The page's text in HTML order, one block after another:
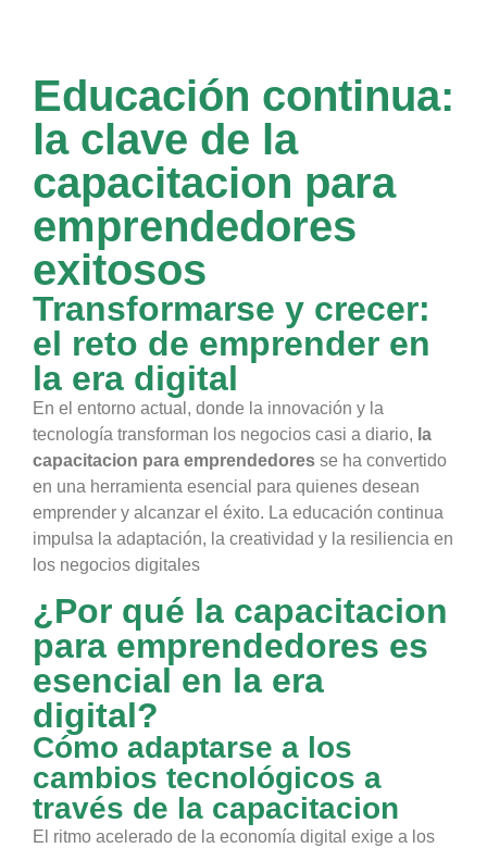
Educación continua:
la clave de la
capacitacion para
emprendedores
exitosos
Transformarse y crecer:
el reto de emprender en
la era digital
En el entorno actual, donde la innovación y la
tecnología transforman los negocios casi a diario, la
capacitacion para emprendedores se ha convertido
en una herramienta esencial para quienes desean
emprender y alcanzar el éxito. La educación continua
impulsa la adaptación, la creatividad y la resiliencia en
los negocios digitales
¿Por qué la capacitacion
para emprendedores es
esencial en la era
digital?
Cómo adaptarse a los
cambios tecnológicos a
través de la capacitacion
El ritmo acelerado de la economía digital exige a los